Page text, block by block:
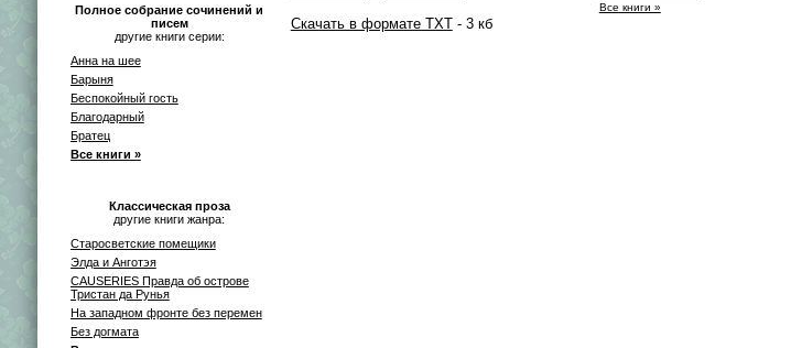
Полное собрание сочинений и
писем
другие книги серии:
Анна на шее
Барыня
Беспокойный гость
Благодарный
Братец
Все книги »
Классическая проза
другие книги жанра:
Старосветские помещики
Элда и Анготэя
СAUSERIES Правда об острове
Тристан да Рунья
На западном фронте без перемен
Без догмата
Скачать в формате TXT- 3 кб
Все книги »